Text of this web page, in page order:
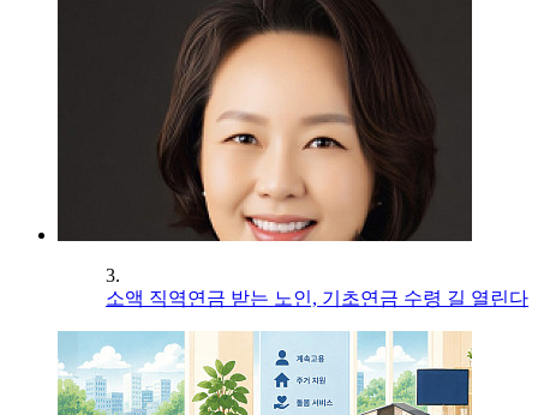
3.
소액 직역연금 받는 노인, 기초연금 수령 길 열린다